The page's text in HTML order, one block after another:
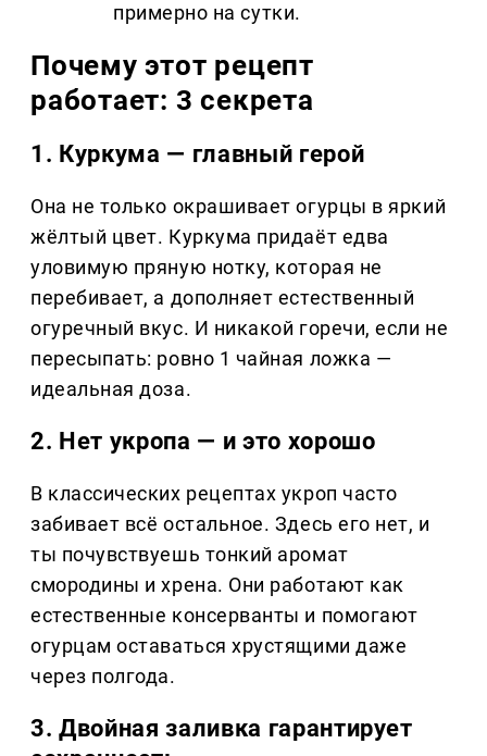
примерно на сутки.
Почему этот рецепт
работает: 3 секрета
1. Куркума — главный герой
Она не только окрашивает огурцы в яркий
жёлтый цвет. Куркума придаёт едва
уловимую пряную нотку, которая не
перебивает, а дополняет естественный
огуречный вкус. И никакой горечи, если не
пересыпать: ровно 1 чайная ложка —
идеальная доза.
2. Нет укропа — и это хорошо
В классических рецептах укроп часто
забивает всё остальное. Здесь его нет, и
ты почувствуешь тонкий аромат
смородины и хрена. Они работают как
естественные консерванты и помогают
огурцам оставаться хрустящими даже
через полгода.
3. Двойная заливка гарантирует